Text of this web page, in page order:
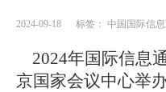
2024-09-18 标签： 中国国际信
2024年国际信息
京国家会议中心举办